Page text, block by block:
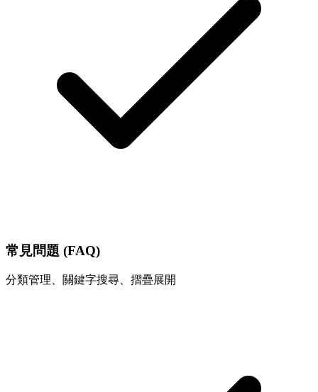
常見問題 (FAQ)
分類管理、關鍵字搜尋、摺疊展開